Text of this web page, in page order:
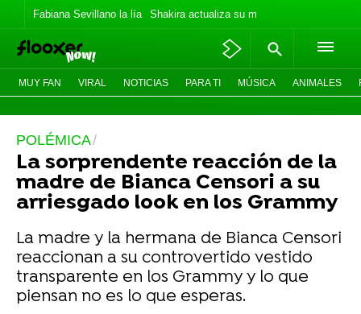
Fabiana Sevillano la lía Shakira actualiza su meme
MUY FAN VIRAL NOTICIAS PARA TI MÚSICA ANIMALES
POLÉMICA
La sorprendente reacción de la
madre de Bianca Censori a su
arriesgado look en los Grammy
La madre y la hermana de Bianca Censori
reaccionan a su controvertido vestido
transparente en los Grammy y lo que
piensan no es lo que esperas.